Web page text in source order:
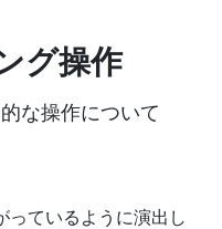
グ操作
な操作について
っているように演出し